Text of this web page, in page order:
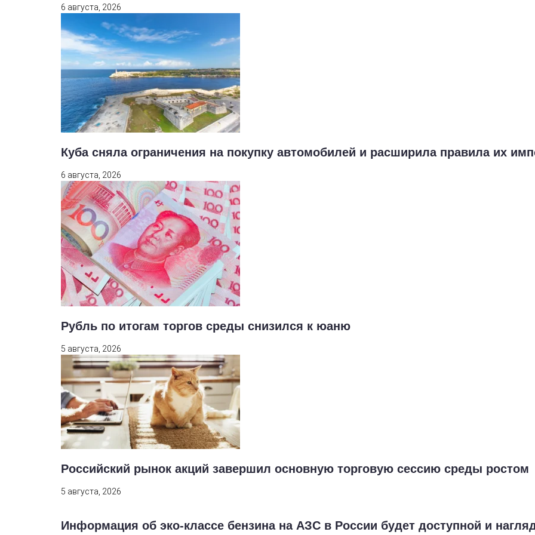
6 августа, 2026
Куба сняла ограничения на покупку автомобилей и расширила правила их
6 августа, 2026
Рубль по итогам торгов среды снизился к юаню
5 августа, 2026
Российский рынок акций завершил основную торговую сессию среды ростом
5 августа, 2026
Информация об эко-классе бензина на АЗС в России будет доступной и